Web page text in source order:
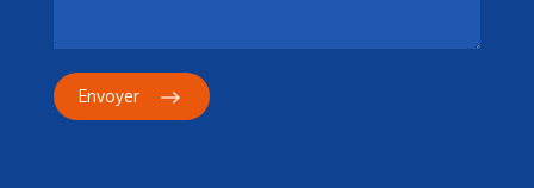
Envoyer